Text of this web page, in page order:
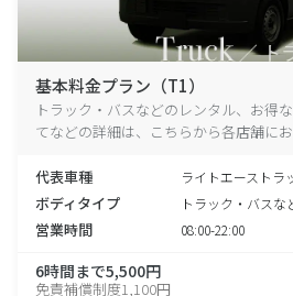
基本料金プラン（T1）
トラック・バスなどのレンタル、お得
てなどの詳細は、こちらから各店舗にお
代表車種 ライトエーストラ
ボディタイプ トラック・バスな
営業時間 08:00-22:00
6時間まで5,500円
免責補償制度1,100円